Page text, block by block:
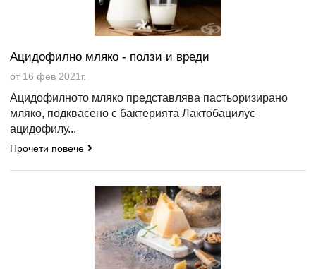
Ацидофилно мляко - ползи и вреди
от 16 фев 2021г.
Ацидофилното мляко представлява пастьоризирано
мляко, подквасено с бактерията Лактобацилус
ацидофилу...
Прочети повече